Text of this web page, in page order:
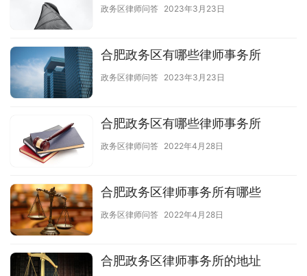
政务区律师问答 2023年3月23日
合肥政务区有哪些律师事务所
政务区律师问答 2023年3月23日
合肥政务区有哪些律师事务所
政务区律师问答 2022年4月28日
合肥政务区律师事务所有哪些
政务区律师问答 2022年4月28日
合肥政务区律师事务所的地址